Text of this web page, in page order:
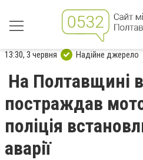
13:30, 3 червня Надійне джерело
На Полтавщині
постраждав
поліція
аварії